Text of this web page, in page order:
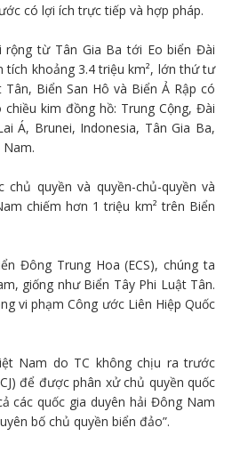
có lợi ích trực tiếp và hợp pháp.
rộng từ Tân Gia Ba tới Eo biển Đài
tích khoảng 3.4 triệu km², lớn thứ tư
Biển San Hô và Biển Ả Rập có
kim đồng hồ: Trung Cộng, Đài
Á, Brunei, Indonesia, Tân Gia Ba,
Nam.
chủ quyền và quyền-chủ-quyền và
chiếm hơn 1 triệu km² trên Biển
Đông Trung Hoa (ECS), chúng ta
giống như Biển Tây Phi Luật Tân.
vi phạm Công ước Liên Hiệp Quốc
Nam do TC không chịu ra trước
để được phân xử chủ quyền quốc
các quốc gia duyên hải Đông Nam
bố chủ quyền biển đảo”.